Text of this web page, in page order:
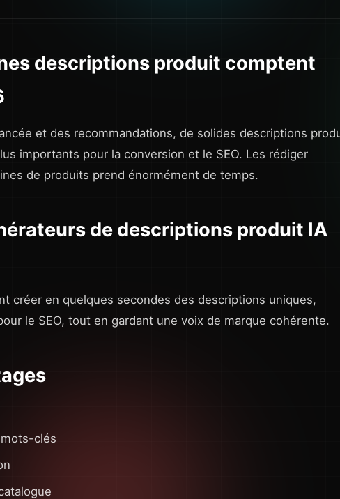
descriptions produit comptent
et des recommandations, de solides descriptions
importants pour la conversion et le SEO. Les rédiger
de produits prend énormément de temps.
de descriptions produit IA
créer en quelques secondes des descriptions uniques,
le SEO, tout en gardant une voix de marque cohérente.
clés